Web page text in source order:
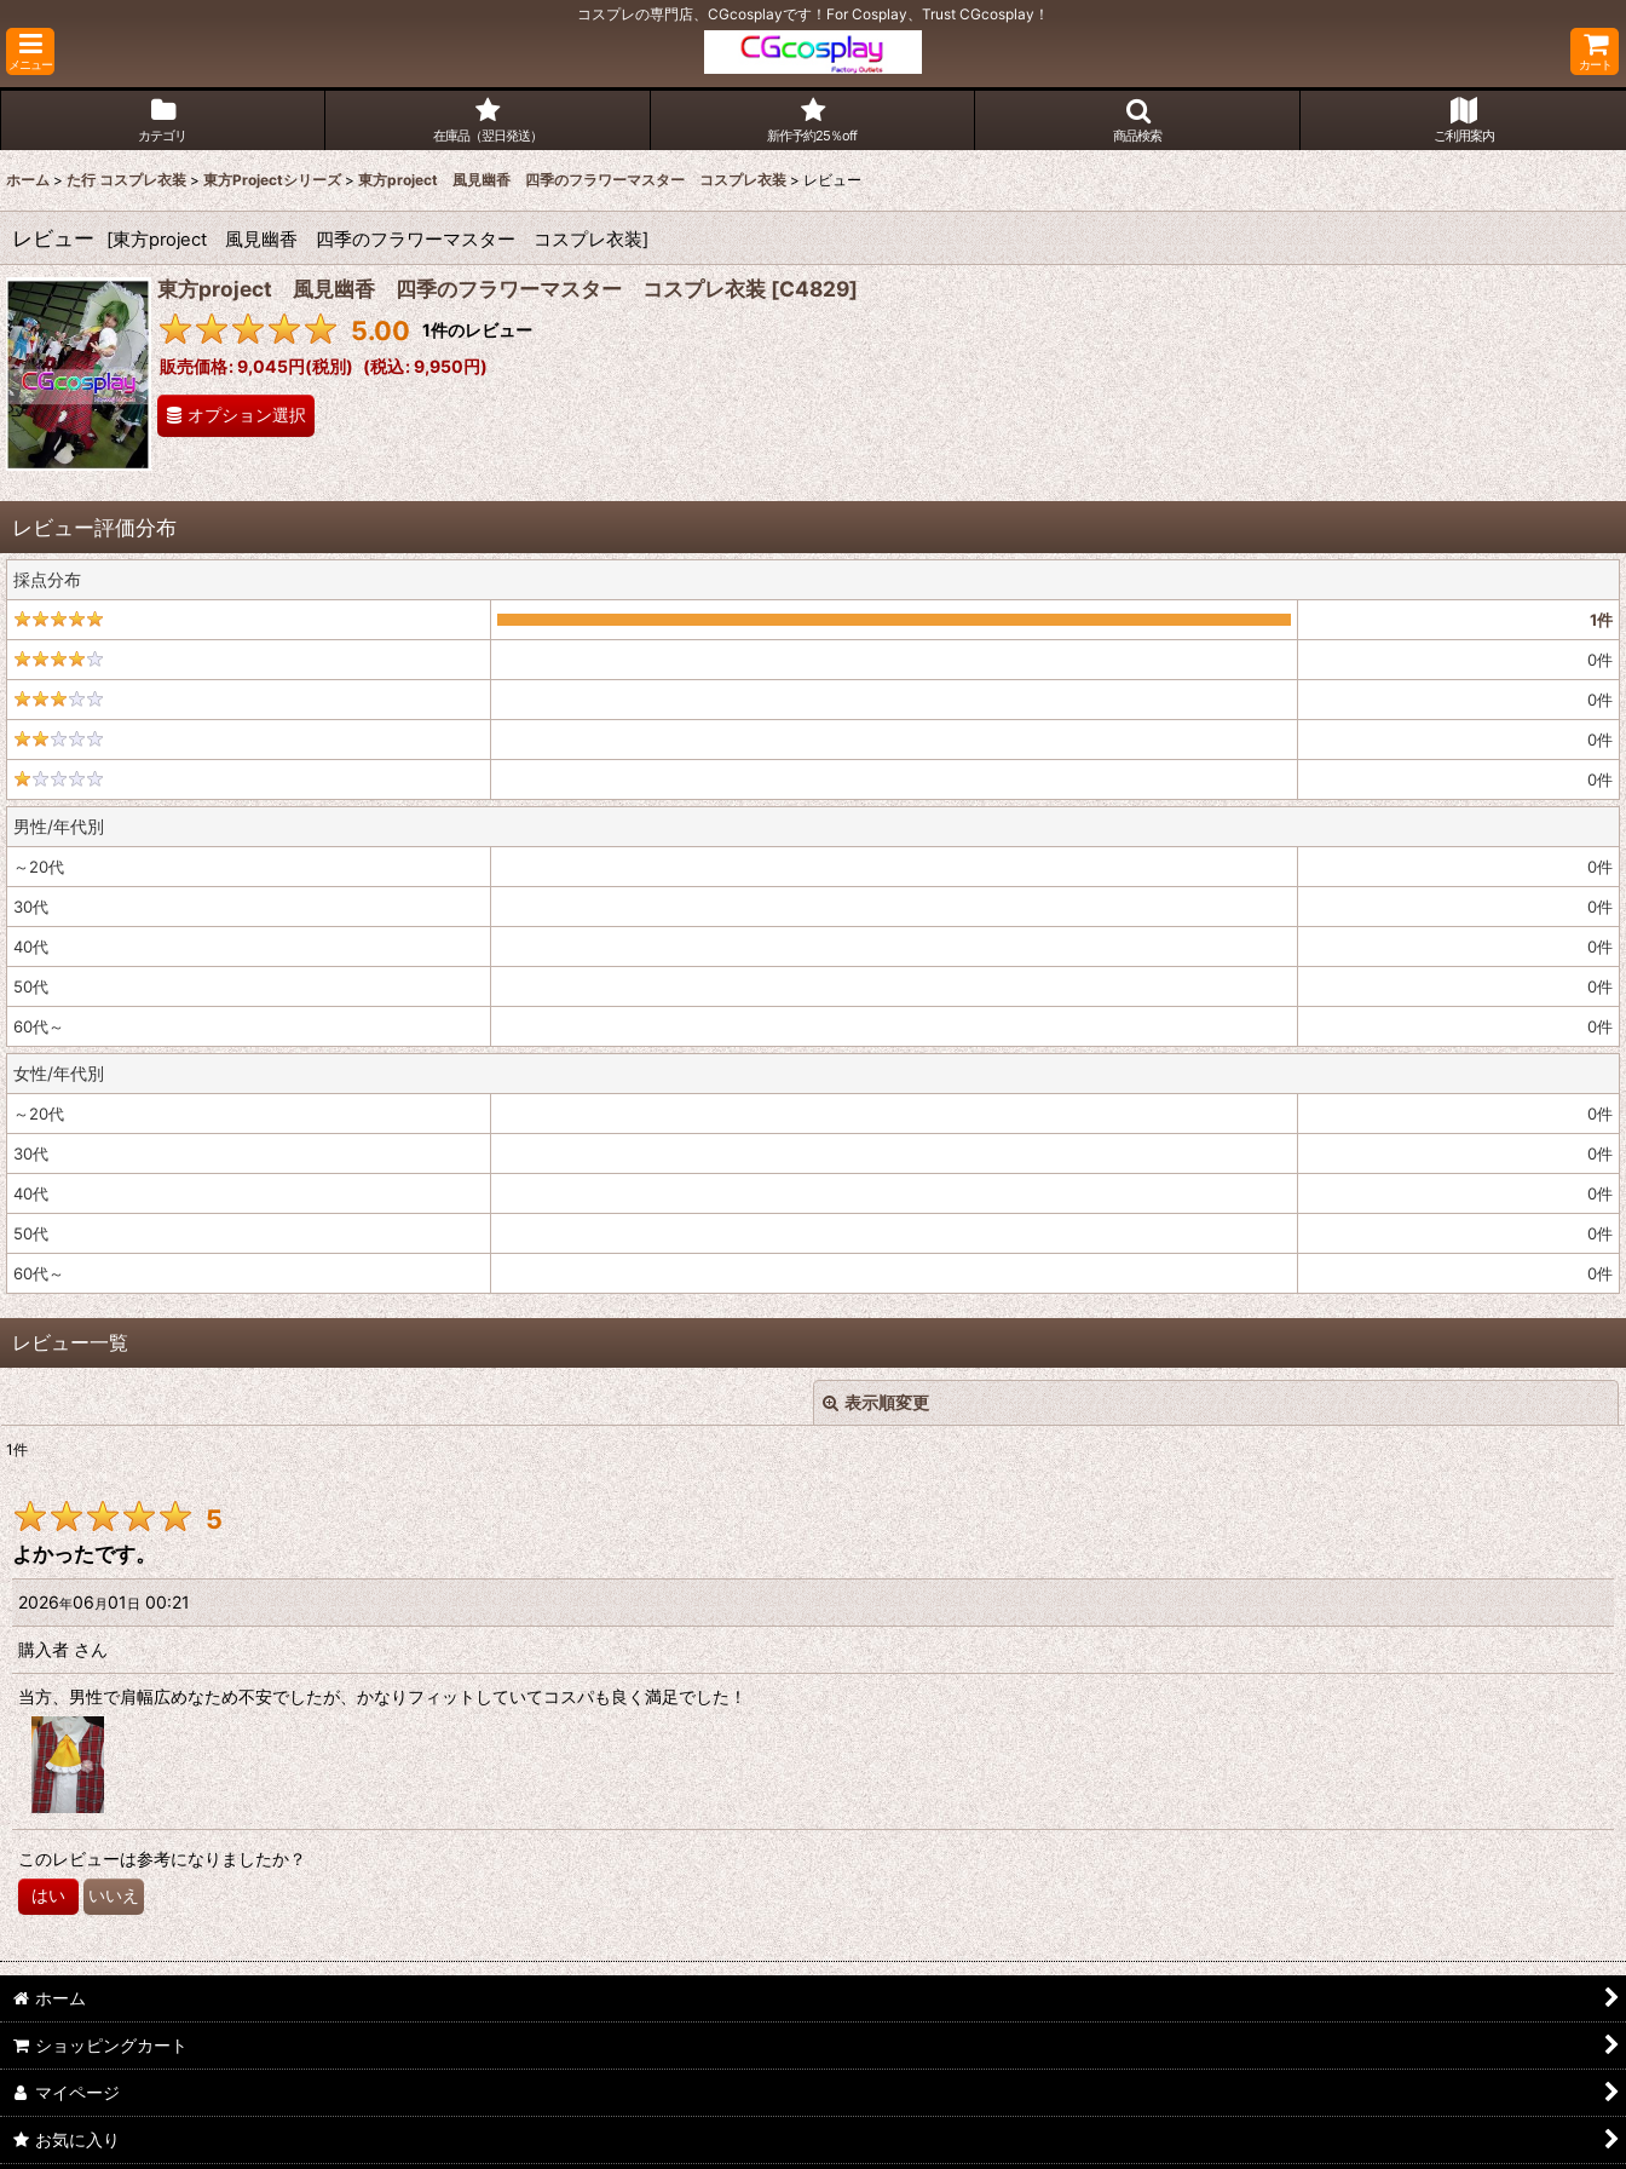
コスプレの専門店、CGcosplayです！For Cosplay、Trust CGcosplay！
メニュー カート
カテゴリ 在庫品（翌日発送） 新作予約25％off 商品検索 ご利用案内
ホーム > た行 コスプレ衣装 > 東方Projectシリーズ > 東方project 風見幽香 四季のフラワーマスター コスプレ衣装 > レビュー
レビュー [東方project 風見幽香 四季のフラワーマスター コスプレ衣装]
東方project 風見幽香 四季のフラワーマスター コスプレ衣装[C4829]
5.00 1件のレビュー
販売価格:9,045円(税別) (税込:9,950円)
オプション選択
レビュー評価分布
採点分布
1件
0件
0件
0件
0件
男性/年代別
～20代 0件
30代 0件
40代 0件
50代 0件
60代～ 0件
女性/年代別
～20代 0件
30代 0件
40代 0件
50代 0件
60代～ 0件
レビュー一覧
表示順変更
レビュー検索:
期間:
画像:
星の数:
年代:
性別
並び順:
絞り込む
閉じる
1件
5
よかったです。
2026年06月01日00:21
購入者さん
当方、男性で肩幅広めなため不安でしたが、かなりフィットしていてコスパも良く満足でした！
このレビューは参考になりましたか？
はい いいえ
ホーム
ショッピングカート
マイページ
お気に入り